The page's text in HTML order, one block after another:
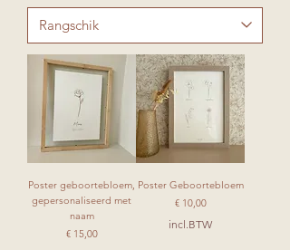
Poster geboortebloem,
gepersonaliseerd met
naam
Prijs
€ 15,00
Poster Geboortebloem
Prijs
€ 10,00
incl.BTW